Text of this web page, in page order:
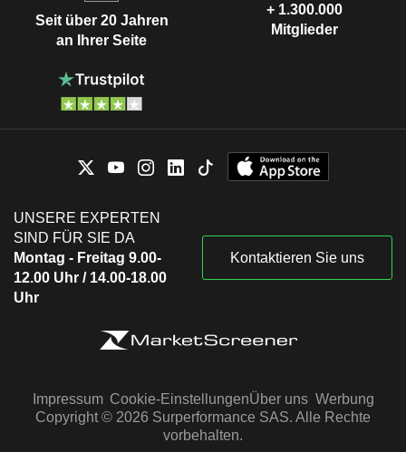
Seit über 20 Jahren
an Ihrer Seite
+ 1.300.000
Mitglieder
UNSERE EXPERTEN
SIND FÜR SIE DA
Montag - Freitag 9.00-
12.00 Uhr / 14.00-18.00
Uhr
Kontaktieren Sie uns
Impressum Cookie-EinstellungenÜber uns Werbung
Copyright © 2026 Surperformance SAS. Alle Rechte
vorbehalten.